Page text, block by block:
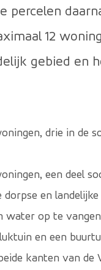
percelen
12
gebied en
drie in de
een deel
dorpse en
water op te
en een
kanten van